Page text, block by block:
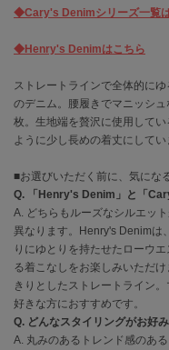
コンバース
ダンスキン
エイミー イストワール
emmi
エミ
emmi atelier
エミ アトリエ
emmi yoga
エミヨガ
◆Cary's Denimシリーズ一覧
◆Henry's Denimはこちら
ストレートラインで全体的に
のデニム。腰履きでマニッシ
枚。生地端を贅沢に使用して
ように少し長めの着丈にしてい
■お選びいただく前に、気にな
Q. 「Henry's Denim」と「
A. どちらもルーズなシルエッ
異なります。Henry's Denimは
りにゆとりを持たせたローウ
る着こなしをお楽しみいただ
きりとしたストレートライン
好きな方におすすめです。
Q. どんなスタイリングがお好
A. 丸みのあるトレンド感のあ